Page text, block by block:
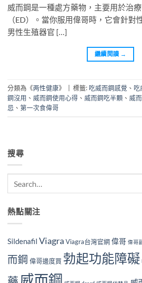
威而鋼是一種處方藥物，主要用於治
（ED）。當你服用偉哥時，它會針對
男性生殖器官 […]
繼續閱讀 →
分類為《两性健康》 標籤: 吃威而鋼感覺 、 吃
鋼沒用 、 威而鋼使用心得 、 威而鋼吃半顆 、 威
忌 、 第一次食偉哥
搜尋
熱點關注
Sildenafil Viagra Viagra台灣官網偉哥 偉哥
而鋼 偉哥邊度買 勃起功能障礙